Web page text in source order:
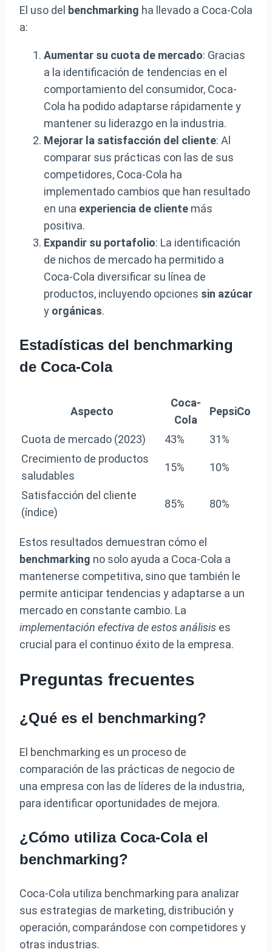
El uso del benchmarking ha llevado a Coca-Cola
a:
Aumentar su cuota de mercado: Gracias
a la identificación de tendencias en el
comportamiento del consumidor, Coca-
Cola ha podido adaptarse rápidamente y
mantener su liderazgo en la industria.
Mejorar la satisfacción del cliente: Al
comparar sus prácticas con las de sus
competidores, Coca-Cola ha
implementado cambios que han resultado
en una experiencia de cliente más
positiva.
Expandir su portafolio: La identificación
de nichos de mercado ha permitido a
Coca-Cola diversificar su línea de
productos, incluyendo opciones sin azúcar
y orgánicas.
Estadísticas del benchmarking
de Coca-Cola
Aspecto
Coca-
Cola
PepsiCo
Cuota de mercado (2023) 43%
31%
Crecimiento de productos
saludables
15% 10%
Satisfacción del cliente
(índice)
85% 80%
Estos resultados demuestran cómo el
benchmarking no solo ayuda a Coca-Cola a
mantenerse competitiva, sino que también le
permite anticipar tendencias y adaptarse a un
mercado en constante cambio. La
implementación efectiva de estos análisis es
crucial para el continuo éxito de la empresa.
Preguntas frecuentes
¿Qué es el benchmarking?
El benchmarking es un proceso de
comparación de las prácticas de negocio de
una empresa con las de líderes de la industria,
para identificar oportunidades de mejora.
¿Cómo utiliza Coca-Cola el
benchmarking?
Coca-Cola utiliza benchmarking para analizar
sus estrategias de marketing, distribución y
operación, comparándose con competidores y
otras industrias.